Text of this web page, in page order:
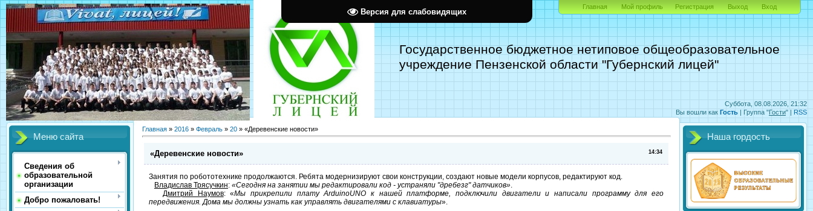
Версия для слабовидящих
Суббота, 08.08.2026, 21:32
Вы вошли как Гость | Группа "Гости" | RSS
Государственное бюджетное нетиповое общеобразовательное
учреждение Пензенской области "Губернский лицей"
Главная Мой профиль Регистрация Выход Вход
Меню сайта
Сведения об
образовательной
организации
Добро пожаловать!
Главная » 2016 » Февраль » 20 » «Деревенские новости»
14:34
«Деревенские новости»
Занятия по робототехнике продолжаются. Ребята модернизируют свои конструкции, создают новые модели корпусов, редактируют код.
Владислав Трясучкин: «Сегодня на занятии мы редактировали код - устраняли "дребезг" датчиков»
Дмитрий Наумов: «Мы прикрепили плату ArduinoUNO к нашей платформе, подключили двигатели и написали программу для его
передвижения. Дома мы должны узнать как управлять двигателями с клавиатуры».
Наша гордость